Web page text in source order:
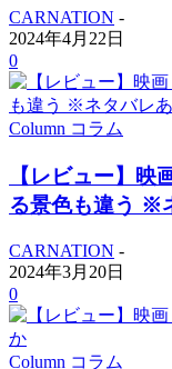
CARNATION -
2024年4月22日
0
Column コラム
【レビュー】映
る景色も違う ※
CARNATION -
2024年3月20日
0
Column コラム